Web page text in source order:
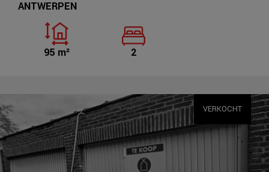
ANTWERPEN
2
95 m²
VERKOCHT